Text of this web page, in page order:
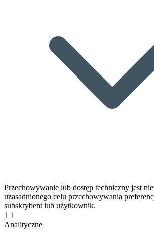
Przechowywanie lub dostęp techniczny jest
uzasadnionego celu przechowywania
subskrybent lub użytkownik.
Analityczne